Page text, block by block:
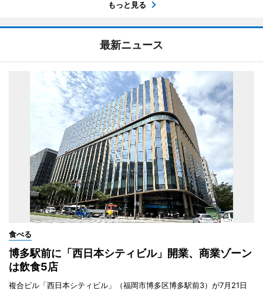
もっと見る
最新ニュース
食べる
博多駅前に「西日本シティビル」開業、商業ゾーン
は飲食5店
複合ビル「西日本シティビル」（福岡市博多区博多駅前3）が7月21日